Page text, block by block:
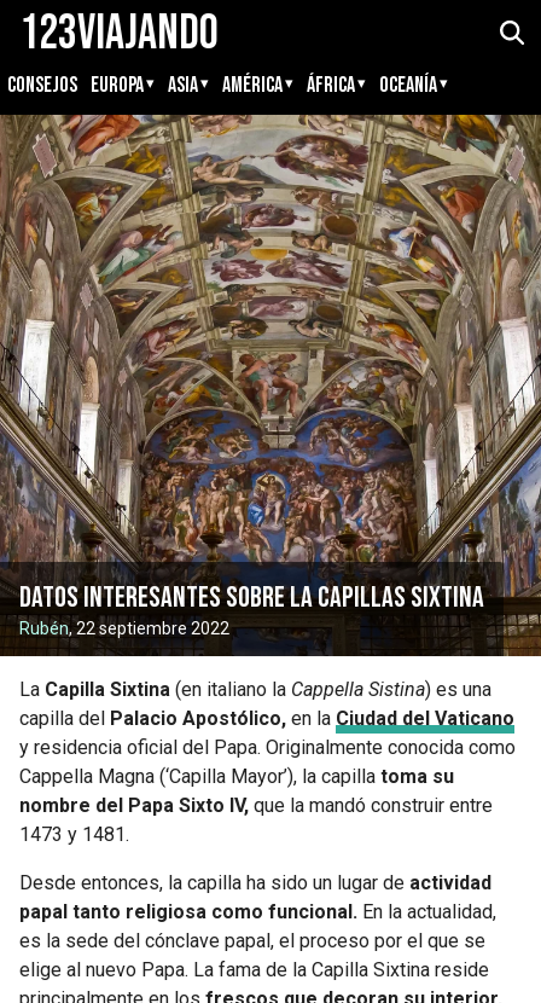
123Viajando
CONSEJOS EUROPA ASIA AMÉRICA ÁFRICA OCEANÍA
Datos interesantes sobre la Capillas Sixtina
Rubén, 22 septiembre 2022
La Capilla Sixtina (en italiano la Cappella Sistina) es una
capilla del Palacio Apostólico, en la Ciudad del Vaticano
y residencia oficial del Papa. Originalmente conocida como
Cappella Magna (‘Capilla Mayor’), la capilla toma su
nombre del Papa Sixto IV, que la mandó construir entre
1473 y 1481.
Desde entonces, la capilla ha sido un lugar de actividad
papal tanto religiosa como funcional. En la actualidad,
es la sede del cónclave papal, el proceso por el que se
elige al nuevo Papa. La fama de la Capilla Sixtina reside